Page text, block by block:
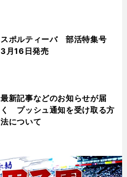
スポルティーバ 部活特集号
3月16日発売
最新記事などのお知らせが届
く プッシュ通知を受け取る方
法について